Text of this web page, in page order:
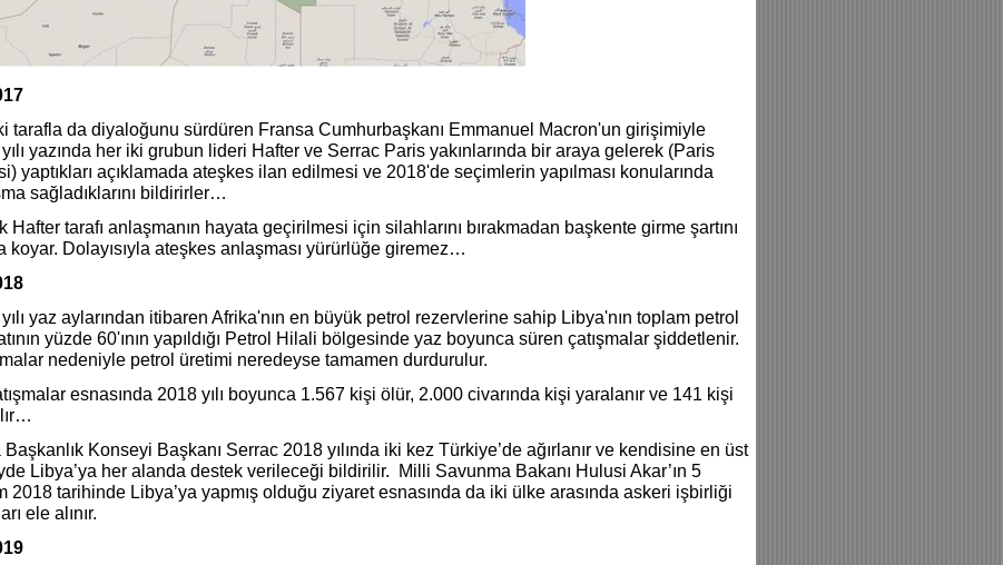
tarafla da diyaloğunu sürdüren Fransa Cumhurbaşkanı Emmanuel Macron'un girişimiyle
yazında her iki grubun lideri Hafter ve Serrac Paris yakınlarında bir araya gelerek (Paris
yaptıkları açıklamada ateşkes ilan edilmesi ve 2018'de seçimlerin yapılması konularında
sağladıklarını bildirirler…
Hafter tarafı anlaşmanın hayata geçirilmesi için silahlarını bırakmadan başkente girme şartını
koyar. Dolayısıyla ateşkes anlaşması yürürlüğe giremez…
yaz aylarından itibaren Afrika'nın en büyük petrol rezervlerine sahip Libya'nın toplam petrol
yüzde 60'ının yapıldığı Petrol Hilali bölgesinde yaz boyunca süren çatışmalar şiddetlenir.
nedeniyle petrol üretimi neredeyse tamamen durdurulur.
esnasında 2018 yılı boyunca 1.567 kişi ölür, 2.000 civarında kişi yaralanır ve 141 kişi
Başkanlık Konseyi Başkanı Serrac 2018 yılında iki kez Türkiye’de ağırlanır ve kendisine en üst
Libya’ya her alanda destek verileceği bildirilir. Milli Savunma Bakanı Hulusi Akar’ın 5
2018 tarihinde Libya’ya yapmış olduğu ziyaret esnasında da iki ülke arasında askeri işbirliği
ele alınır.